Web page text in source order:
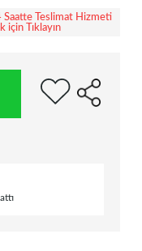
Saatte Teslimat Hizmeti
için Tıklayın